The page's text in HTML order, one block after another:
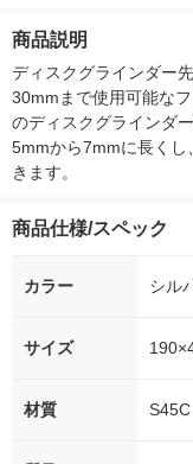
商品説明
ディスクグラインダー
30mmまで使用可能な
のディスクグラインダ
5mmから7mmに長くし
きます。
商品仕様/スペック
カラー シル
サイズ
材質 S45C